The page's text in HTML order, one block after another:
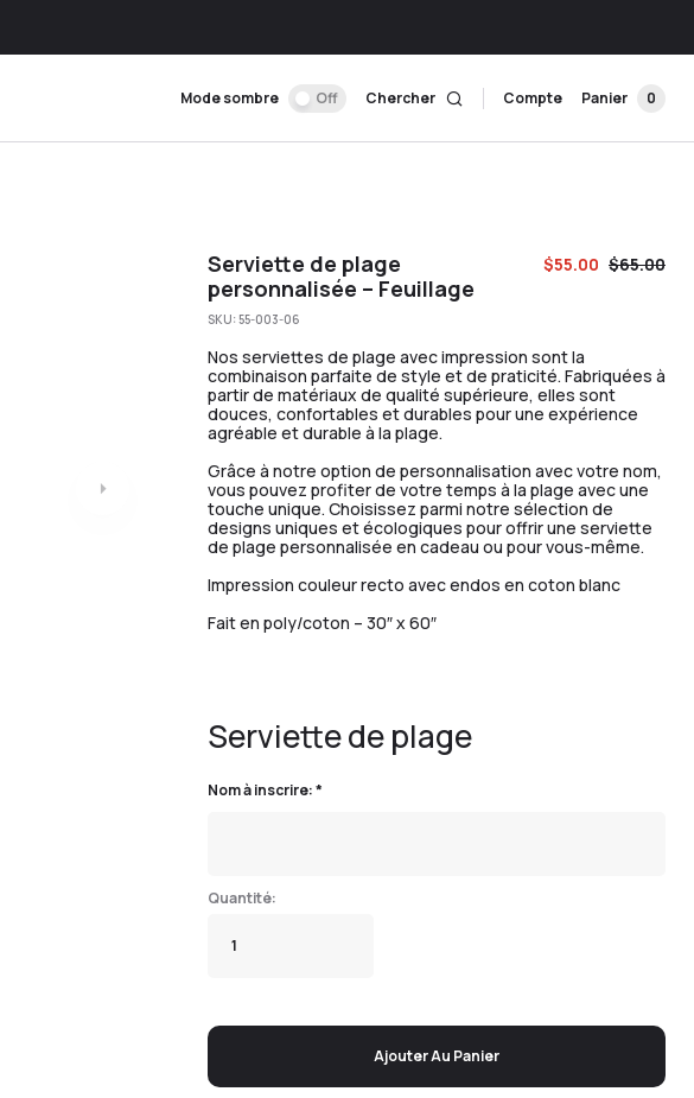
Mode sombre Off Chercher Compte Panier 0
Serviette de plage
personnalisée – Feuillage
$65.00
$55.00
SKU:55-003-06
Nos serviettes de plage avec impression sont la
combinaison parfaite de style et de praticité. Fabriquées à
partir de matériaux de qualité supérieure, elles sont
douces, confortables et durables pour une expérience
agréable et durable à la plage.
Grâce à notre option de personnalisation avec votre nom,
vous pouvez profiter de votre temps à la plage avec une
touche unique. Choisissez parmi notre sélection de
designs uniques et écologiques pour offrir une serviette
de plage personnalisée en cadeau ou pour vous-même.
Impression couleur recto avec endos en coton blanc
Fait en poly/coton – 30″ x 60″
Serviette de plage
Nom à inscrire:*
Ajouter Au Panier